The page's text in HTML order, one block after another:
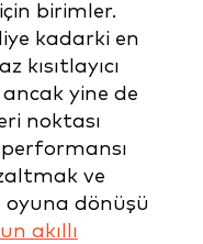
birimler.
kadarki en
kısıtlayıcı
yine de
noktası
ve
dönüşü
akıllı